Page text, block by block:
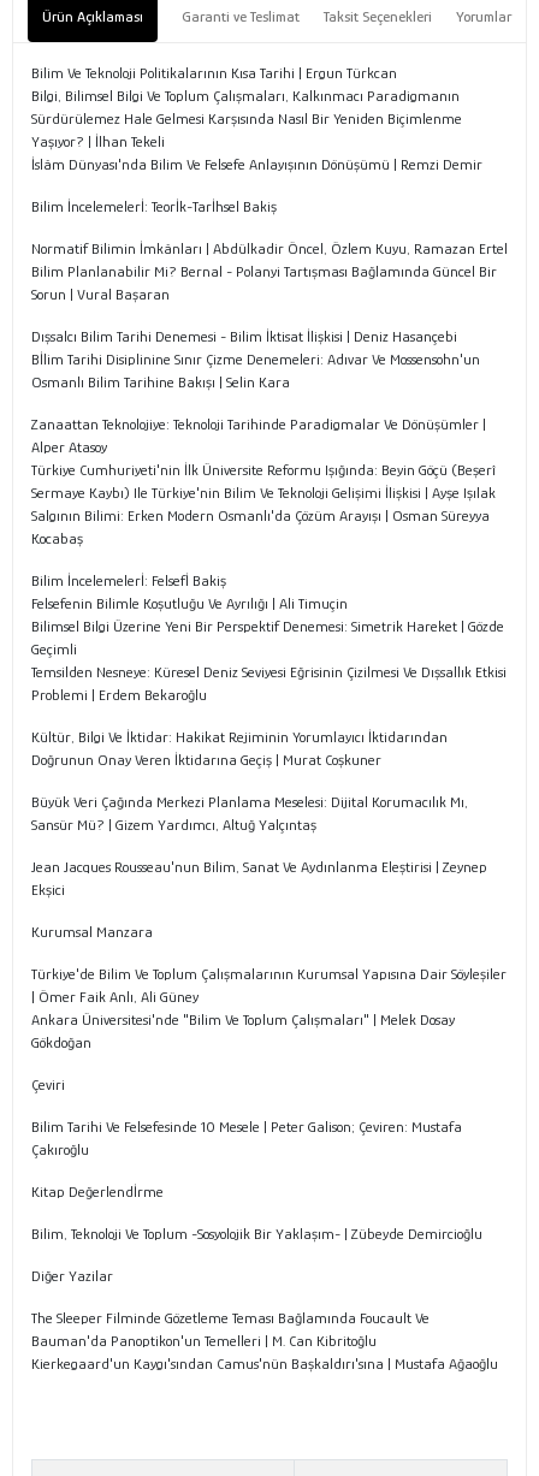
Ürün Açıklaması Garanti ve Teslimat Taksit Seçenekleri Yorumlar
Bilim Ve Teknoloji Politikalarının Kısa Tarihi | Ergun Türkcan
Bilgi, Bilimsel Bilgi Ve Toplum Çalışmaları, Kalkınmacı Paradigmanın
Sürdürülemez Hale Gelmesi Karşısında Nasıl Bir Yeniden Biçimlenme
Yaşıyor? | İlhan Tekeli
İslâm Dünyası'nda Bilim Ve Felsefe Anlayışının Dönüşümü | Remzi Demir
Bilim İncelemelerİ: Teorİk-Tarİhsel Bakiş
Normatif Bilimin İmkânları | Abdülkadir Öncel, Özlem Kuyu, Ramazan Ertel
Bilim Planlanabilir Mi? Bernal - Polanyi Tartışması Bağlamında Güncel Bir
Sorun | Vural Başaran
Dışsalcı Bilim Tarihi Denemesi - Bilim İktisat İlişkisi | Deniz Hasançebi
Bİlim Tarihi Disiplinine Sınır Çizme Denemeleri: Adıvar Ve Mossensohn'un
Osmanlı Bilim Tarihine Bakışı | Selin Kara
Zanaattan Teknolojiye: Teknoloji Tarihinde Paradigmalar Ve Dönüşümler |
Alper Atasoy
Türkiye Cumhuriyeti'nin İlk Üniversite Reformu Işığında: Beyin Göçü (Beşerî
Sermaye Kaybı) Ile Türkiye'nin Bilim Ve Teknoloji Gelişimi İlişkisi | Ayşe Işılak
Salgının Bilimi: Erken Modern Osmanlı'da Çözüm Arayışı | Osman Süreyya
Kocabaş
Bilim İncelemelerİ: Felsefİ Bakiş
Felsefenin Bilimle Koşutluğu Ve Ayrılığı | Ali Timuçin
Bilimsel Bilgi Üzerine Yeni Bir Perspektif Denemesi: Simetrik Hareket | Gözde
Geçimli
Temsilden Nesneye: Küresel Deniz Seviyesi Eğrisinin Çizilmesi Ve Dışsallık Etkisi
Problemi | Erdem Bekaroğlu
Kültür, Bilgi Ve İktidar: Hakikat Rejiminin Yorumlayıcı İktidarından
Doğrunun Onay Veren İktidarına Geçiş | Murat Coşkuner
Büyük Veri Çağında Merkezi Planlama Meselesi: Dijital Korumacılık Mı,
Sansür Mü? | Gizem Yardımcı, Altuğ Yalçıntaş
Jean Jacques Rousseau'nun Bilim, Sanat Ve Aydınlanma Eleştirisi | Zeynep
Ekşici
Kurumsal Manzara
Türkiye'de Bilim Ve Toplum Çalışmalarının Kurumsal Yapısına Dair Söyleşiler
| Ömer Faik Anlı, Ali Güney
Ankara Üniversitesi'nde "Bilim Ve Toplum Çalışmaları" | Melek Dosay
Gökdoğan
Çeviri
Bilim Tarihi Ve Felsefesinde 10 Mesele | Peter Galison; Çeviren: Mustafa
Çakıroğlu
Kitap Değerlendİrme
Bilim, Teknoloji Ve Toplum -Sosyolojik Bir Yaklaşım- | Zübeyde Demircioğlu
Diğer Yazilar
The Sleeper Filminde Gözetleme Teması Bağlamında Foucault Ve
Bauman'da Panoptikon'un Temelleri | M. Can Kibritoğlu
Kierkegaard'un Kaygı'sından Camus'nün Başkaldırı'sına | Mustafa Ağaoğlu